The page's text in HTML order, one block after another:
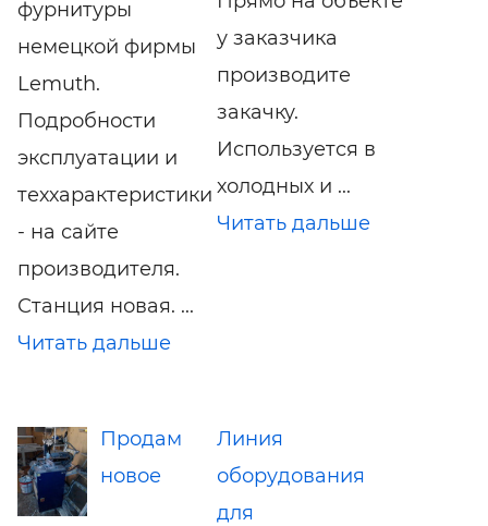
фурнитуры
немецкой фирмы
Lemuth.
Подробности
эксплуатации и
теххарактеристики
- на сайте
производителя.
Станция новая. ...
Читать дальше
у заказчика
производите
закачку.
Используется в
холодных и ...
Читать дальше
Продам
новое
Линия
оборудования
для